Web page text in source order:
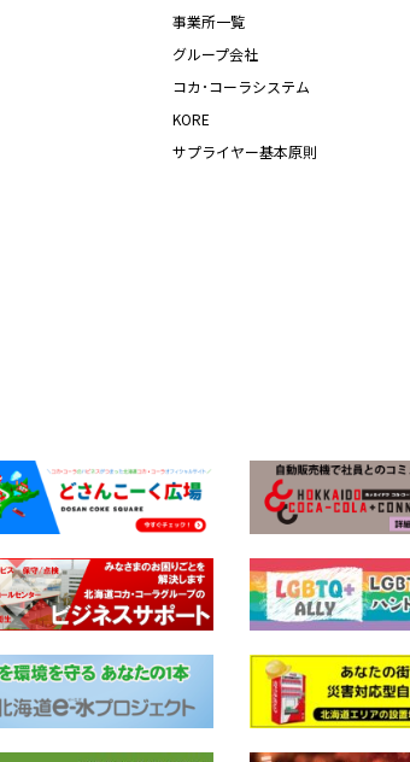
事業所一覧
グループ会社
コカ･コーラシステム
KORE
サプライヤー基本原則